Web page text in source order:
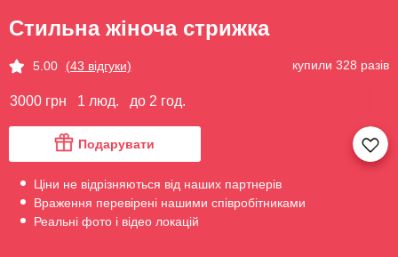
Стильна жіноча стрижка
5.00 (43 відгуки) купили 328 разів
3000 грн 1 люд. до 2 год.
Подарувати
Ціни не відрізняються від наших партнерів
Враження перевірені нашими співробітниками
Реальні фото і відео локацій